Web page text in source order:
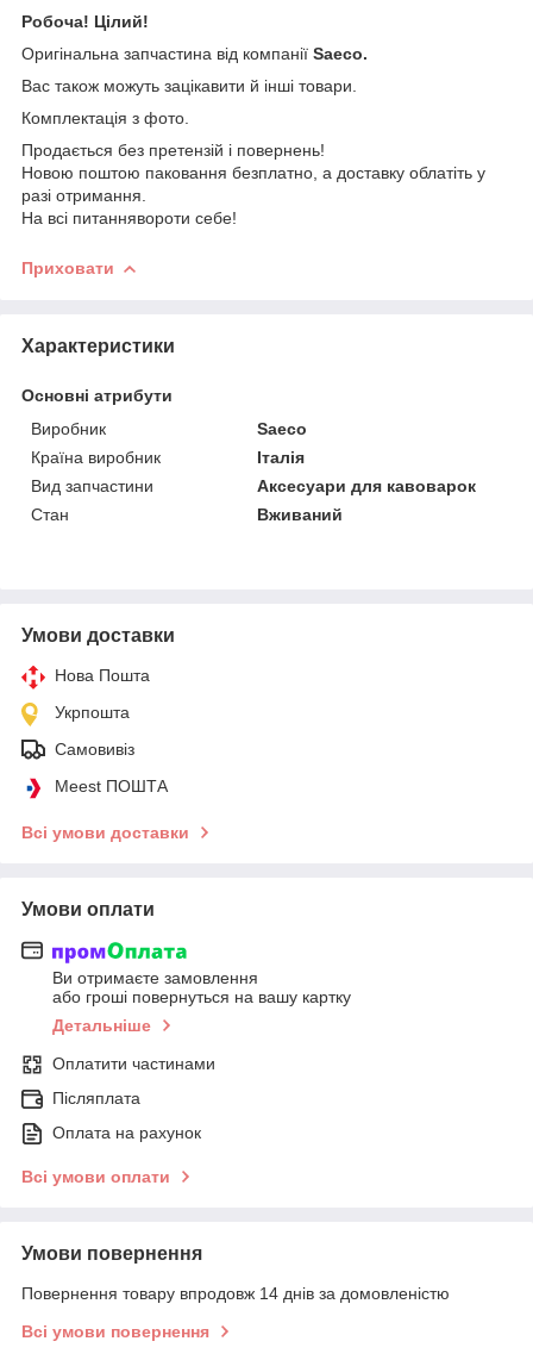
Робоча! Цілий!
Оригінальна запчастина від компанії Saeco.
Вас також можуть зацікавити й інші товари.
Комплектація з фото.
Продається без претензій і повернень!
Новою поштою паковання безплатно, а доставку облатіть у
разі отримання.
На всі питаннявороти себе!
Приховати
Характеристики
Основні атрибути
Виробник
Saeco
Країна виробник
Італія
Вид запчастини
Аксесуари для кавоварок
Стан
Вживаний
Умови доставки
Нова Пошта
Укрпошта
Самовивіз
Meest ПОШТА
Всі умови доставки
Умови оплати
Ви отримаєте замовлення
або гроші повернуться на вашу картку
Детальніше
Оплатити частинами
Післяплата
Оплата на рахунок
Всі умови оплати
Умови повернення
Повернення товару впродовж 14 днів за домовленістю
Всі умови повернення